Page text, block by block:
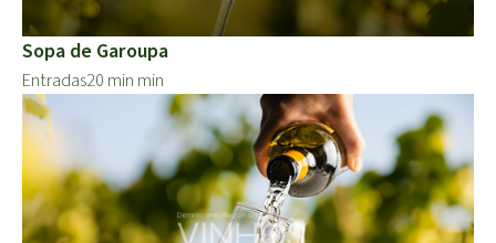
Sopa de Garoupa
Entradas20 min min